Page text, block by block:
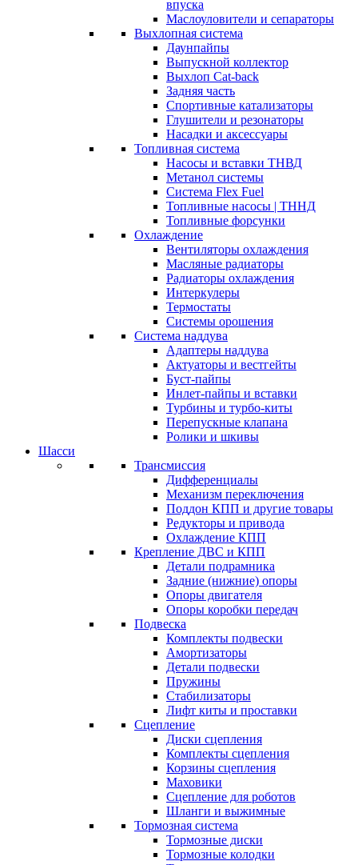
впуска
Маслоуловители и сепараторы
Выхлопная система
Даунпайпы
Выпускной коллектор
Выхлоп Cat-back
Задняя часть
Спортивные катализаторы
Глушители и резонаторы
Насадки и аксессуары
Топливная система
Насосы и вставки ТНВД
Метанол системы
Система Flex Fuel
Топливные насосы | ТННД
Топливные форсунки
Охлаждение
Вентиляторы охлаждения
Масляные радиаторы
Радиаторы охлаждения
Интеркулеры
Термостаты
Системы орошения
Система наддува
Адаптеры наддува
Актуаторы и вестгейты
Буст-пайпы
Инлет-пайпы и вставки
Турбины и турбо-киты
Перепускные клапана
Ролики и шкивы
Шасси
Трансмиссия
Дифференциалы
Механизм переключения
Поддон КПП и другие товары
Редукторы и привода
Охлаждение КПП
Крепление ДВС и КПП
Детали подрамника
Задние (нижние) опоры
Опоры двигателя
Опоры коробки передач
Подвеска
Комплекты подвески
Амортизаторы
Детали подвески
Пружины
Стабилизаторы
Лифт киты и проставки
Сцепление
Диски сцепления
Комплекты сцепления
Корзины сцепления
Маховики
Сцепление для роботов
Шланги и выжимные
Тормозная система
Тормозные диски
Тормозные колодки